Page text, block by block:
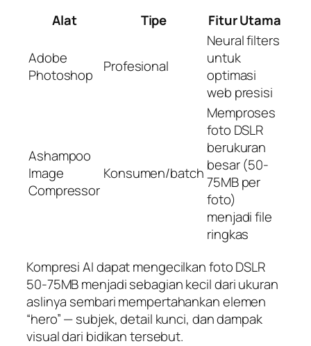
Alat Tipe Fitur Utama
Adobe
Photoshop
Profesional
Neural filters
untuk
optimasi
web presisi
Ashampoo
Image
Compressor
Konsumen/batch
Memproses
foto DSLR
berukuran
besar (50-
75MB per
foto)
menjadi file
ringkas
Kompresi AI dapat mengecilkan foto DSLR
50-75MB menjadi sebagian kecil dari ukuran
aslinya sembari mempertahankan elemen
“hero” — subjek, detail kunci, dan dampak
visual dari bidikan tersebut.